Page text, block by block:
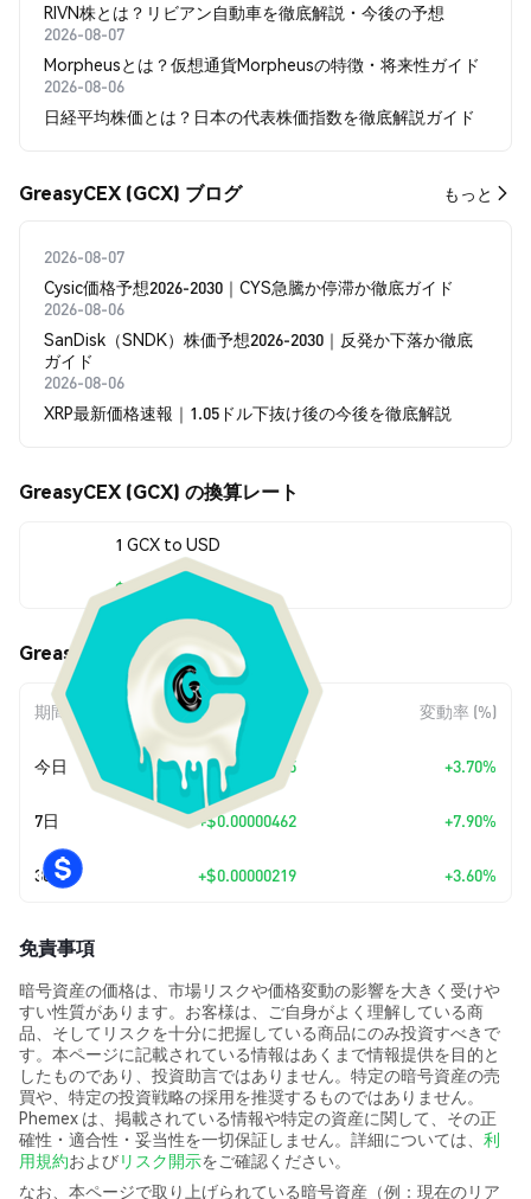
RIVN株とは？リビアン自動車を徹底解説・今後の予想
2026-08-07
Morpheusとは？仮想通貨Morpheusの特徴・将来性ガイド
2026-08-06
日経平均株価とは？日本の代表株価指数を徹底解説ガイド
GreasyCEX (GCX) ブログ もっと
2026-08-07
Cysic価格予想2026-2030｜CYS急騰か停滞か徹底ガイド
2026-08-06
SanDisk（SNDK）株価予想2026-2030｜反発か下落か徹底
ガイド
2026-08-06
XRP最新価格速報｜1.05ドル下抜け後の今後を徹底解説
GreasyCEX (GCX) の換算レート
1 GCX to USD
$0.00006308
GreasyCEX (GCX) の価格変動
期間 金額変動 変動率 (%)
今日 +$0.00000225 +3.70%
7日 +$0.00000462 +7.90%
30日 +$0.00000219 +3.60%
免責事項
暗号資産の価格は、市場リスクや価格変動の影響を大きく受けや
すい性質があります。お客様は、ご自身がよく理解している商
品、そしてリスクを十分に把握している商品にのみ投資すべきで
す。本ページに記載されている情報はあくまで情報提供を目的と
したものであり、投資助言ではありません。特定の暗号資産の売
買や、特定の投資戦略の採用を推奨するものではありません。
Phemex は、掲載されている情報や特定の資産に関して、その正
確性・適合性・妥当性を一切保証しません。詳細については、 利
用規約およびリスク開示をご確認ください。
なお、本ページで取り上げられている暗号資産（例：現在のリア